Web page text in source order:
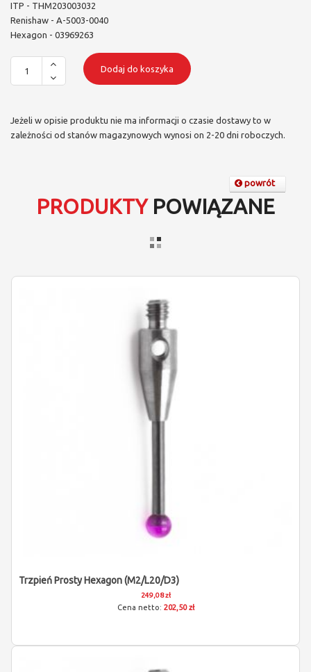
ITP - THM203003032
Renishaw - A-5003-0040
Hexagon - 03969263
Dodaj do koszyka
Jeżeli w opisie produktu nie ma informacji o czasie dostawy to w
zależności od stanów magazynowych wynosi on 2-20 dni roboczych.
powrót
PRODUKTYPOWIĄZANE
Trzpień Prosty Hexagon (M2/L20/D3)
249,08 zł
202,50 zł